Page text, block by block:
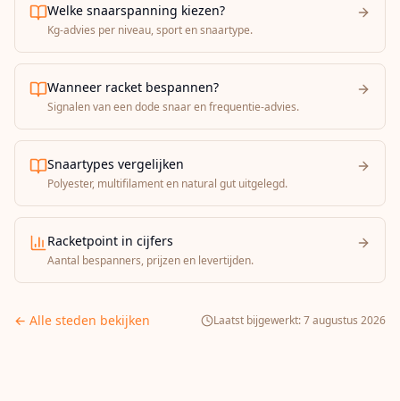
Welke snaarspanning kiezen?
Kg-advies per niveau, sport en snaartype.
Wanneer racket bespannen?
Signalen van een dode snaar en frequentie-advies.
Snaartypes vergelijken
Polyester, multifilament en natural gut uitgelegd.
Racketpoint in cijfers
Aantal bespanners, prijzen en levertijden.
← Alle steden bekijken Laatst bijgewerkt:7 augustus 2026